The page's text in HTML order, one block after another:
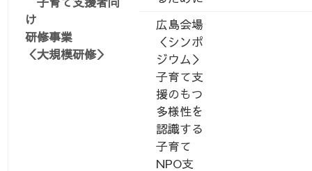
け
研修事業
＜大規模研修＞
広島会場
＜シンポ
ジウム＞
子育て支
援のもつ
多様性を
認識する
子育て
NPO支